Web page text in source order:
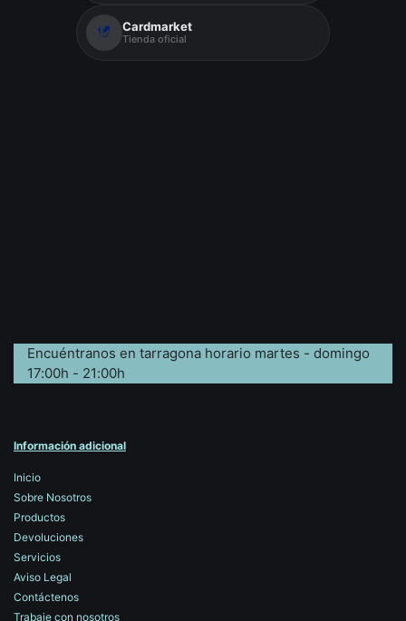
Cardmarket
Tienda oficial
Encuéntranos en tarragona horario martes - domingo
17:00h - 21:00h
Información adicional
Inicio
Sobre Nosotros
Productos
Devoluciones
Servicios
Aviso Legal
Contáctenos
Trabaje con nosotros